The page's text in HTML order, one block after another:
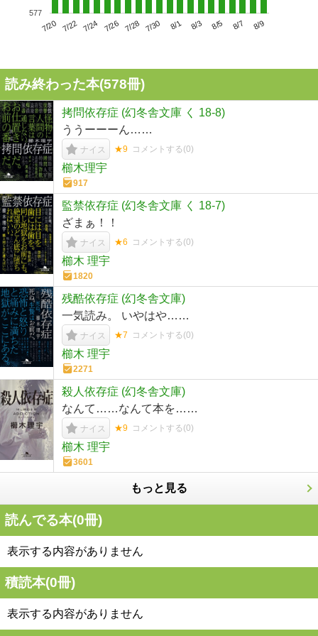
7/20 7/22 7/24 7/26 7/28 7/30 8/1 8/3 8/5 8/7 8/9
577
読み終わった本(578冊)
拷問依存症 (幻冬舎文庫 く 18-8)
ううーーーん……
ナイス ★9 コメントする(0)
櫛木理宇
917
監禁依存症 (幻冬舎文庫 く 18-7)
ざまぁ！！
ナイス ★6 コメントする(0)
櫛木 理宇
1820
残酷依存症 (幻冬舎文庫)
一気読み。 いやはや……
ナイス ★7 コメントする(0)
櫛木 理宇
2271
殺人依存症 (幻冬舎文庫)
なんて……なんて本を……
ナイス ★9 コメントする(0)
櫛木 理宇
3601
もっと見る
読んでる本(0冊)
表示する内容がありません
積読本(0冊)
表示する内容がありません